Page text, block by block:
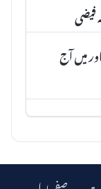
فیضی
میں آج